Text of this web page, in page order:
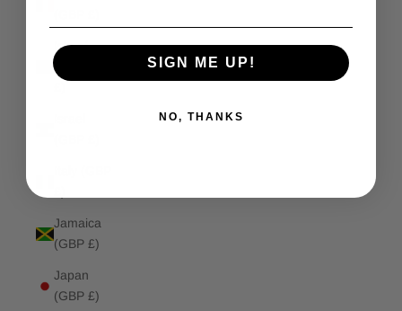
Isle of
Man (GBP
Jamaica
(GBP £)
Japan
(GBP £)
SIGN ME UP!
NO, THANKS